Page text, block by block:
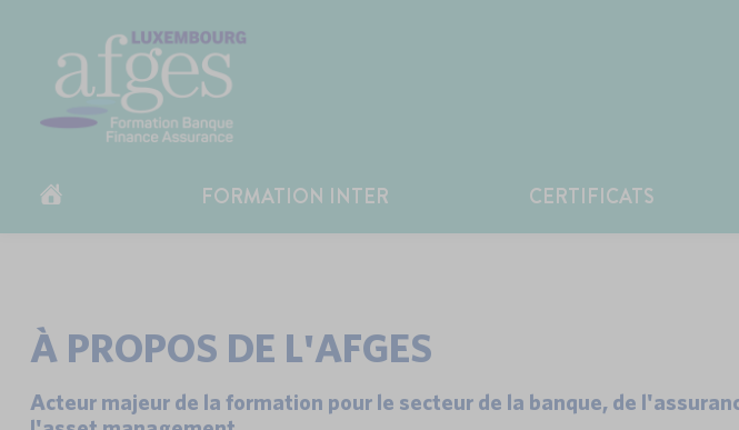
FORMATION INTER CERTIFICATS
À PROPOS DE L'AFGES
Acteur majeur de la formation pour le secteur de la banque, de